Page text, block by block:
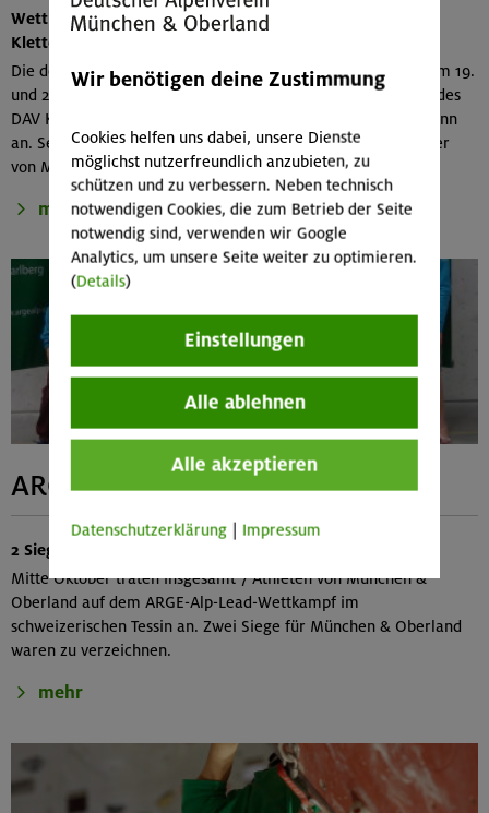
Wettkampfwochenende an der Außenwand der neuen
Kletteranlage
Die deutsche Kletterelite im Alter von 13 bis 26 Jahren trat am 19.
und 20. September in der bestens geeigneten Freiluftarena des
DAV Kletter- und Boulderzentrums München-Nord in Freimann
an. Sehr gute Ergebnisse erzielten einige Nachwuchskletterer
von München & Oberland.
mehr
ARGE-Alp
2 Siege auf der "Kleinen Europameisterschaft"
Mitte Oktober traten insgesamt 7 Athleten von München &
Oberland auf dem ARGE-Alp-Lead-Wettkampf im
schweizerischen Tessin an. Zwei Siege für München & Oberland
waren zu verzeichnen.
mehr
Wir benötigen deine Zustimmung
Cookies helfen uns dabei, unsere Dienste
möglichst nutzerfreundlich anzubieten, zu
schützen und zu verbessern. Neben technisch
notwendigen Cookies, die zum Betrieb der Seite
notwendig sind, verwenden wir Google
Analytics, um unsere Seite weiter zu optimieren.
(Details)
Einstellungen
Alle ablehnen
Alle akzeptieren
Datenschutzerklärung Impressum